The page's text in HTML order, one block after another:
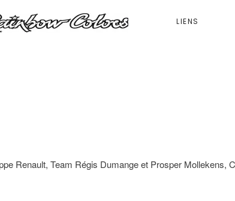
LIENS
Renault, Team Régis Dumange et Prosper Mollekens,